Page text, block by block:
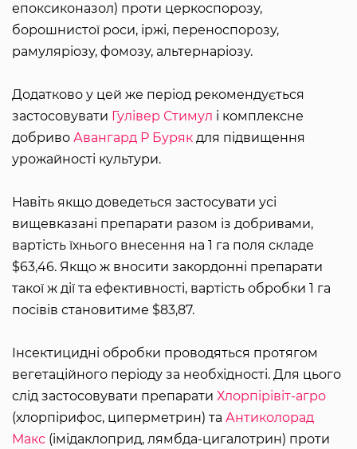
епоксиконазол) проти церкоспорозу,
борошнистої роси, іржі, переноспорозу,
рамуляріозу, фомозу, альтернаріозу.
Додатково у цей же період рекомендується
застосовувати Гулівер Стимул і комплексне
добриво Авангард Р Буряк для підвищення
урожайності культури.
Навіть якщо доведеться застосувати усі
вищевказані препарати разом із добривами,
вартість їхнього внесення на 1 га поля складе
$63,46. Якщо ж вносити закордонні препарати
такої ж дії та ефективності, вартість обробки 1 га
посівів становитиме $83,87.
Інсектицидні обробки проводяться протягом
вегетаційного періоду за необхідності. Для цього
слід застосовувати препарати Хлорпірівіт-агро
(хлорпірифос, циперметрин) та Антиколорад
Макс (імідаклоприд, лямбда-цигалотрин) проти